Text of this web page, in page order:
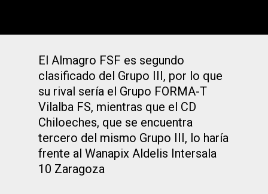
El Almagro FSF es segundo
clasificado del Grupo III, por lo que
su rival sería el Grupo FORMA-T
Vilalba FS, mientras que el CD
Chiloeches, que se encuentra
tercero del mismo Grupo III, lo haría
frente al Wanapix Aldelis Intersala
10 Zaragoza